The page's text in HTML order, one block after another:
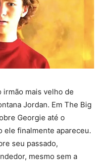
irmão mais velho de
Jordan. Em The Big
Georgie até o
ele finalmente apareceu.
seu passado,
mesmo sem a